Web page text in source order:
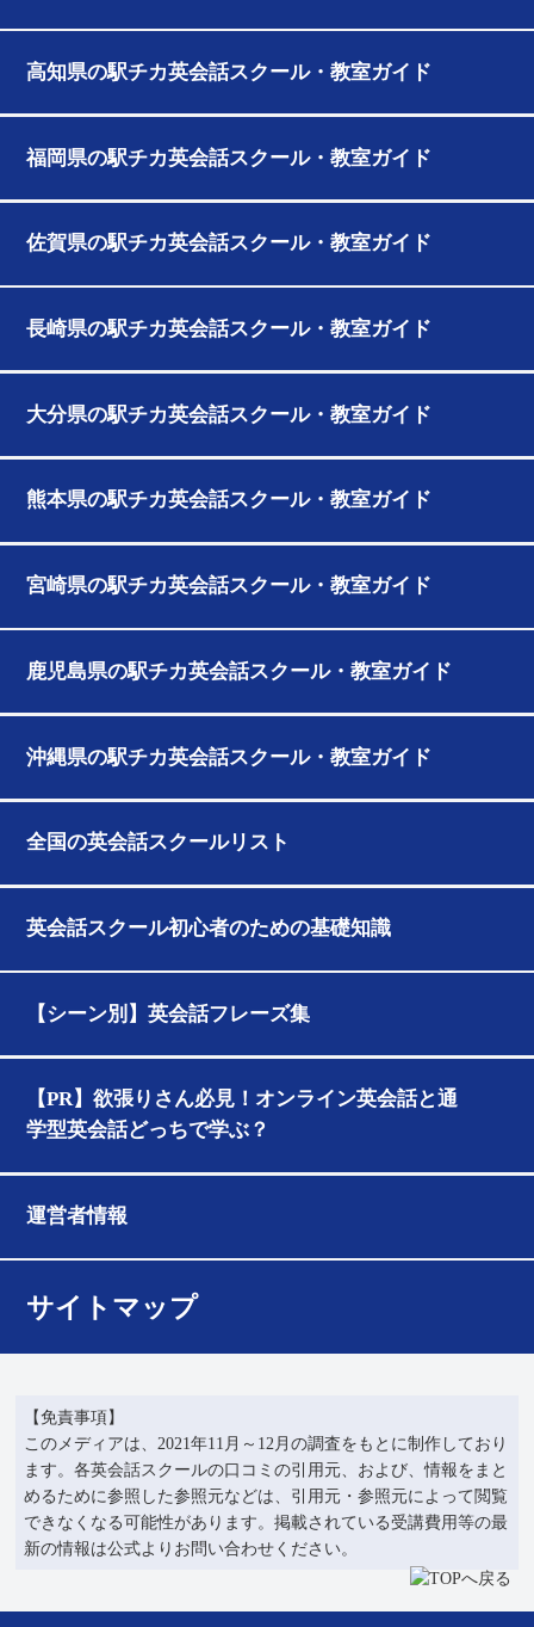
高知県の駅チカ英会話スクール・教室ガイド
福岡県の駅チカ英会話スクール・教室ガイド
佐賀県の駅チカ英会話スクール・教室ガイド
長崎県の駅チカ英会話スクール・教室ガイド
大分県の駅チカ英会話スクール・教室ガイド
熊本県の駅チカ英会話スクール・教室ガイド
宮崎県の駅チカ英会話スクール・教室ガイド
鹿児島県の駅チカ英会話スクール・教室ガイド
沖縄県の駅チカ英会話スクール・教室ガイド
全国の英会話スクールリスト
英会話スクール初心者のための基礎知識
【シーン別】英会話フレーズ集
【PR】欲張りさん必見！オンライン英会話と通
学型英会話どっちで学ぶ？
運営者情報
サイトマップ
【免責事項】
このメディアは、2021年11月～12月の調査をもとに制作しており
ます。各英会話スクールの口コミの引用元、および、情報をまと
めるために参照した参照元などは、引用元・参照元によって閲覧
できなくなる可能性があります。掲載されている受講費用等の最
新の情報は公式よりお問い合わせください。